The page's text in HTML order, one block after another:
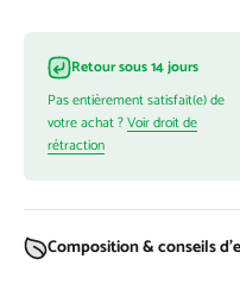
Retour sous 14 jours
Pas entièrement satisfait(e) de
votre achat ?Voir droit de
rétraction
Composition & conseils